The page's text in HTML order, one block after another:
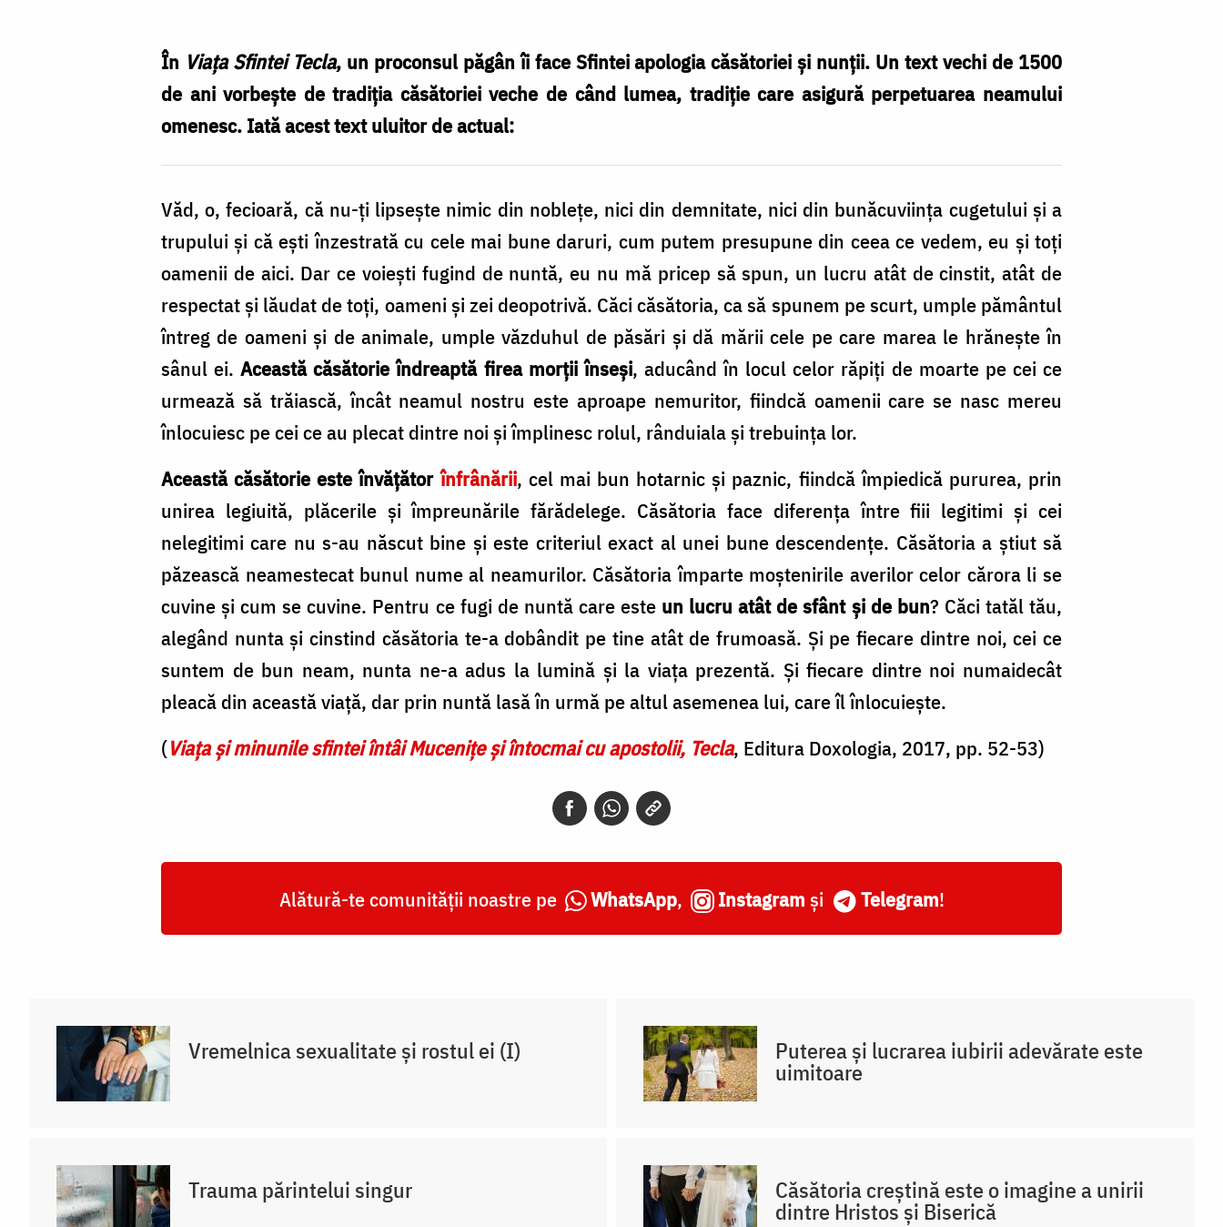
În Viața Sfintei Tecla, un proconsul păgân îi face Sfintei apologia căsătoriei și nunții. Un text vechi de 1500
de ani vorbește de tradiția căsătoriei veche de când lumea, tradiție care asigură perpetuarea neamului
omenesc. Iată acest text uluitor de actual:
Văd, o, fecioară, că nu-ți lipsește nimic din noblețe, nici din demnitate, nici din bunăcuviința cugetului și a
trupului și că ești înzestrată cu cele mai bune daruri, cum putem presupune din ceea ce vedem, eu și toți
oamenii de aici. Dar ce voiești fugind de nuntă, eu nu mă pricep să spun, un lucru atât de cinstit, atât de
respectat și lăudat de toți, oameni și zei deopotrivă. Căci căsătoria, ca să spunem pe scurt, umple pământul
întreg de oameni și de animale, umple văzduhul de păsări și dă mării cele pe care marea le hrănește în
sânul ei. Această căsătorie îndreaptă firea morții înseși, aducând în locul celor răpiți de moarte pe cei ce
urmează să trăiască, încât neamul nostru este aproape nemuritor, fiindcă oamenii care se nasc mereu
înlocuiesc pe cei ce au plecat dintre noi și împlinesc rolul, rânduiala și trebuința lor.
Această căsătorie este învățătorînfrânării, cel mai bun hotarnic și paznic, fiindcă împiedică pururea, prin
unirea legiuită, plăcerile și împreunările fărădelege. Căsătoria face diferența între fiii legitimi și cei
nelegitimi care nu s-au născut bine și este criteriul exact al unei bune descendențe. Căsătoria a știut să
păzească neamestecat bunul nume al neamurilor. Căsătoria împarte moștenirile averilor celor cărora li se
cuvine și cum se cuvine. Pentru ce fugi de nuntă care este un lucru atât de sfânt și de bun? Căci tatăl tău,
alegând nunta și cinstind căsătoria te-a dobândit pe tine atât de frumoasă. Și pe fiecare dintre noi, cei ce
suntem de bun neam, nunta ne-a adus la lumină și la viața prezentă. Și fiecare dintre noi numaidecât
pleacă din această viață, dar prin nuntă lasă în urmă pe altul asemenea lui, care îl înlocuiește.
(Viața și minunile sfintei întâi Mucenițe și întocmai cu apostolii, Tecla, Editura Doxologia, 2017, pp. 52-53)
Alătură-te comunității noastre pe WhatsApp, Instagram și Telegram!
Vremelnica sexualitate și rostul ei (I) Puterea și lucrarea iubirii adevărate este
uimitoare
Trauma părintelui singur Căsătoria creștină este o imagine a unirii
dintre Hristos și Biserică